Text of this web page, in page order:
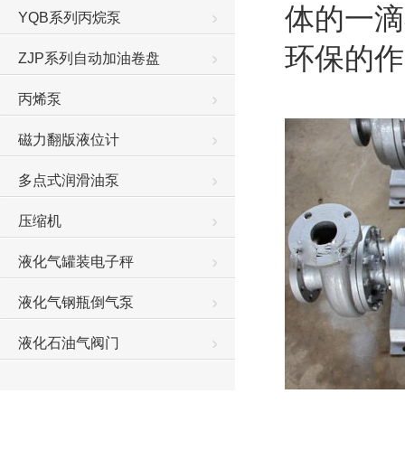
YQB系列丙烷泵
ZJP系列自动加油卷盘
丙烯泵
磁力翻版液位计
多点式润滑油泵
压缩机
液化气罐装电子秤
液化气钢瓶倒气泵
液化石油气阀门
体的一
环保的